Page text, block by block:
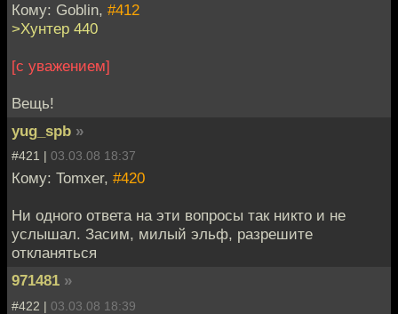
Кому: Goblin, #412
>Хунтер 440
[с уважением]
Вещь!
yug_spb »
#421 | 03.03.08 18:37
Кому: Tomxer, #420
Ни одного ответа на эти вопросы так никто и не
услышал. Засим, милый эльф, разрешите
откланяться
971481 »
#422 | 03.03.08 18:39